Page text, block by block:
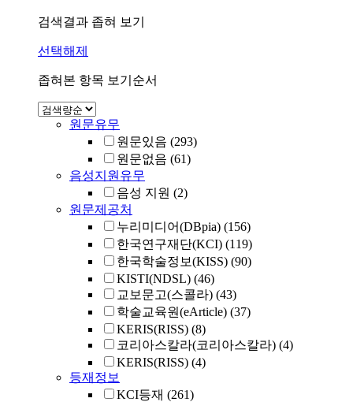
검색결과 좁혀 보기
선택해제
좁혀본 항목 보기순서
원문유무
원문있음 (293)
원문없음 (61)
음성지원유무
음성 지원 (2)
원문제공처
누리미디어(DBpia) (156)
한국연구재단(KCI) (119)
한국학술정보(KISS) (90)
KISTI(NDSL) (46)
교보문고(스콜라) (43)
학술교육원(eArticle) (37)
KERIS(RISS) (8)
코리아스칼라(코리아스칼라) (4)
KERIS(RISS) (4)
등재정보
KCI등재 (261)